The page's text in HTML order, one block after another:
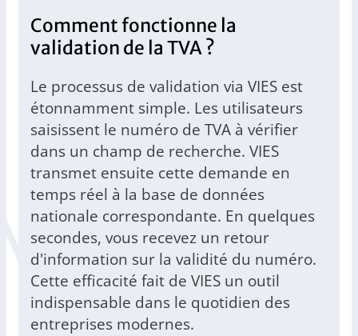
Comment fonctionne la
validation de la TVA ?
Le processus de validation via VIES est
étonnamment simple. Les utilisateurs
saisissent le numéro de TVA à vérifier
dans un champ de recherche. VIES
transmet ensuite cette demande en
temps réel à la base de données
nationale correspondante. En quelques
secondes, vous recevez un retour
d'information sur la validité du numéro.
Cette efficacité fait de VIES un outil
indispensable dans le quotidien des
entreprises modernes.